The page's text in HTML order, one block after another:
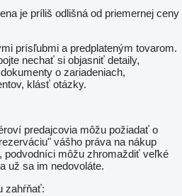
je príliš odlišná od priemernej ceny
prísľubmi a predplateným tovarom.
nechať si objasniť detaily,
o zariadeniach,
klásť otázky.
predajcovia môžu požiadať o
vášho práva na nákup
podvodníci môžu zhromaždiť veľké
už sa im nedovoláte.
zahŕňať: